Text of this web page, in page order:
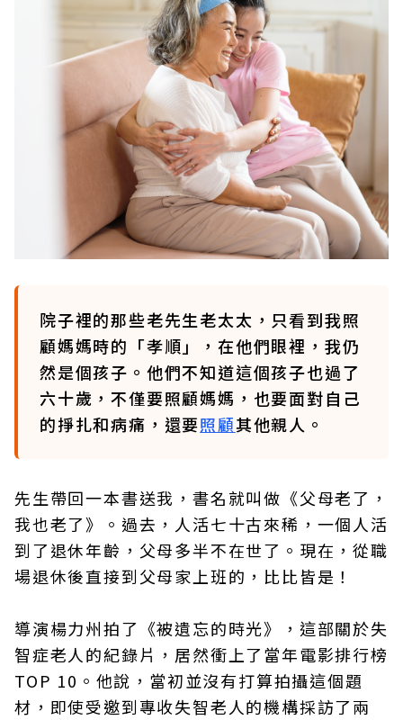
院子裡的那些老先生老太太，只看到我照
顧媽媽時的「孝順」，在他們眼裡，我仍
然是個孩子。他們不知道這個孩子也過了
六十歲，不僅要照顧媽媽，也要面對自己
的掙扎和病痛，還要照顧其他親人。
先生帶回一本書送我，書名就叫做《父母老了，
我也老了》。過去，人活七十古來稀，一個人活
到了退休年齡，父母多半不在世了。現在，從職
場退休後直接到父母家上班的，比比皆是！
導演楊力州拍了《被遺忘的時光》，這部關於失
智症老人的紀錄片，居然衝上了當年電影排行榜
TOP 10。他說，當初並沒有打算拍攝這個題
材，即使受邀到專收失智老人的機構採訪了兩